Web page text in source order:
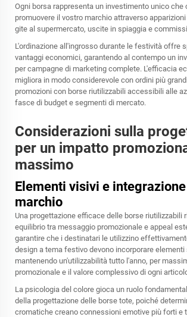
Ogni borsa rappresenta un investimento unico che
promuovere il vostro marchio attraverso
gite al supermercato, uscite in spiaggia e
L'ordinazione all'ingrosso durante le festività offre
vantaggi economici, garantendo al contempo un
per campagne di marketing complete. L'efficacia
migliora in modo considerevole con ordini più
promozioni con borse riutilizzabili accessibili alle
fasce di budget e segmenti di mercato.
Considerazioni sulla
per un impatto
massimo
Elementi visivi e integrazione
marchio
Una progettazione efficace delle borse riutilizzabili
equilibrio tra messaggio promozionale e appeal
garantire che i destinatari le utilizzino
design a tema festivo devono incorporare elementi
mantenendo un'utilizzabilità tutto l'anno, per
promozionale e il valore complessivo di ogni
La psicologia del colore gioca un ruolo
della progettazione delle borse tote, poiché
cromatiche creano connessioni emotive più forti e